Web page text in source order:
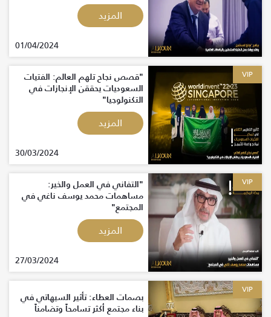
المزيد
01/04/2024
VIP "قصص نجاح تلهم العالم: الفتيات
السعوديات يحققن الإنجازات في
التكنولوجيا"
المزيد
30/03/2024
VIP "التفاني في العمل والخير:
مساهمات محمد يوسف ناغي في
المجتمع"
المزيد
27/03/2024
VIP
بصمات العطاء: تأثير السيهاتي في
بناء مجتمع أكثر تسامحاً وتضامناً